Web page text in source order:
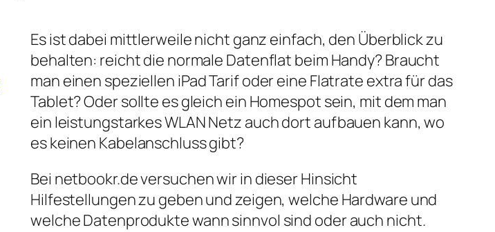
Es ist dabei mittlerweile nicht ganz einfach, den Überblick zu
behalten: reicht die normale Datenflat beim Handy? Braucht
man einen speziellen iPad Tarif oder eine Flatrate extra für das
Tablet? Oder sollte es gleich ein Homespot sein, mit dem man
ein leistungstarkes WLAN Netz auch dort aufbauen kann, wo
es keinen Kabelanschluss gibt?
Bei netbookr.de versuchen wir in dieser Hinsicht
Hilfestellungen zu geben und zeigen, welche Hardware und
welche Datenprodukte wann sinnvol sind oder auch nicht.